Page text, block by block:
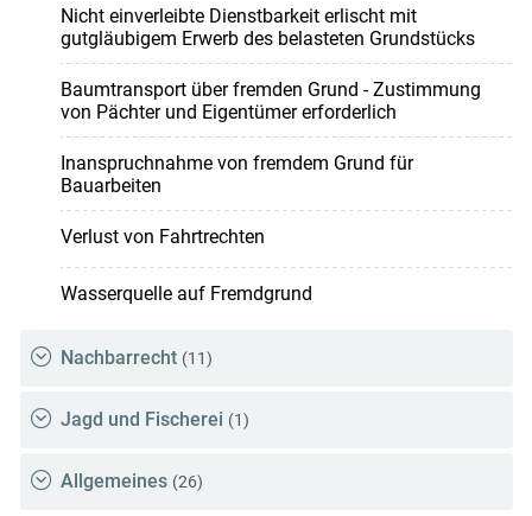
Nicht einverleibte Dienstbarkeit erlischt mit
gutgläubigem Erwerb des belasteten Grundstücks
Baumtransport über fremden Grund - Zustimmung
von Pächter und Eigentümer erforderlich
Inanspruchnahme von fremdem Grund für
Bauarbeiten
Verlust von Fahrtrechten
Wasserquelle auf Fremdgrund
Nachbarrecht (11)
Jagd und Fischerei (1)
Allgemeines (26)